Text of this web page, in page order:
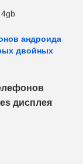
андроида
двойных
дисплея